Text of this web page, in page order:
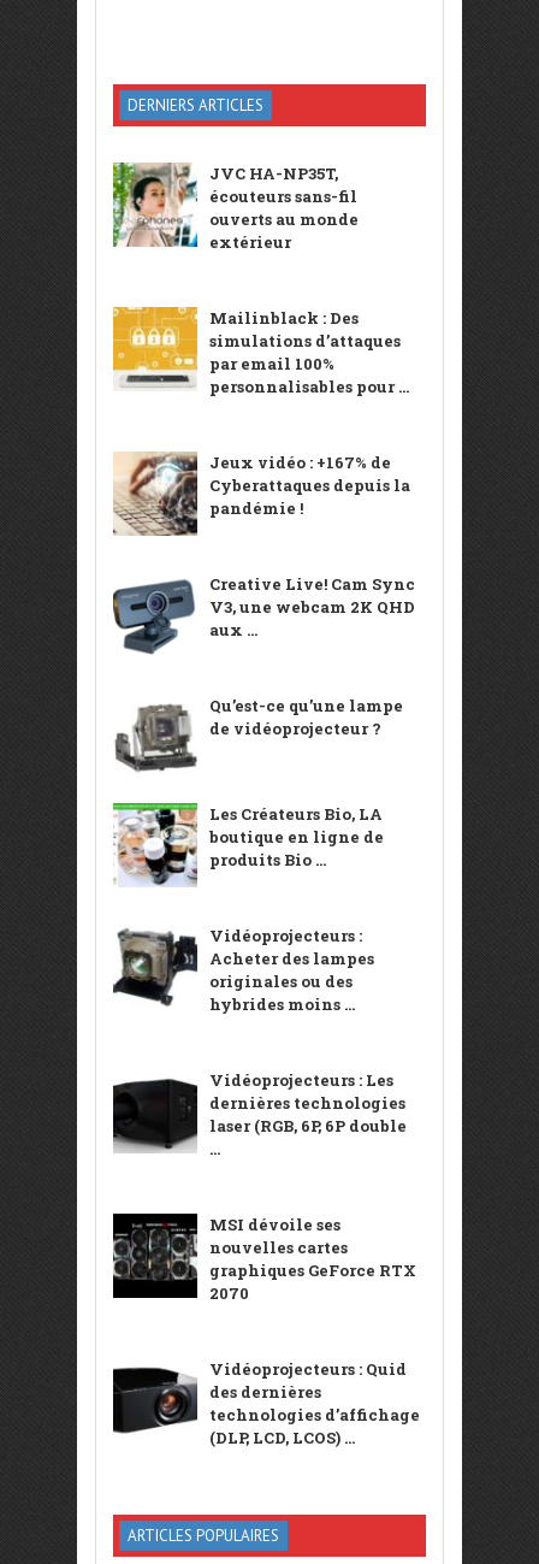
DERNIERS ARTICLES
JVC HA-NP35T,
écouteurs sans-fil
ouverts au monde
extérieur
Mailinblack : Des
simulations d’attaques
par email 100%
personnalisables pour ...
Jeux vidéo : +167% de
Cyberattaques depuis la
pandémie !
Creative Live! Cam Sync
V3, une webcam 2K QHD
aux ...
Qu’est-ce qu’une lampe
de vidéoprojecteur ?
Les Créateurs Bio, LA
boutique en ligne de
produits Bio ...
Vidéoprojecteurs :
Acheter des lampes
originales ou des
hybrides moins ...
Vidéoprojecteurs : Les
dernières technologies
laser (RGB, 6P, 6P double
...
MSI dévoile ses
nouvelles cartes
graphiques GeForce RTX
2070
Vidéoprojecteurs : Quid
des dernières
technologies d’affichage
(DLP, LCD, LCOS) ...
ARTICLES POPULAIRES